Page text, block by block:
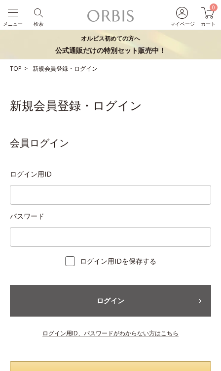
マイページ
0
カート
検索
メニュー
オルビス初めての方へ
公式通販だけの特別セット販売中！
TOP 新規会員登録・ログイン
新規会員登録・ログイン
会員ログイン
ログイン用ID
パスワード
ログイン用IDを保存する
ログイン
ログイン用ID、パスワードがわからない方はこちら